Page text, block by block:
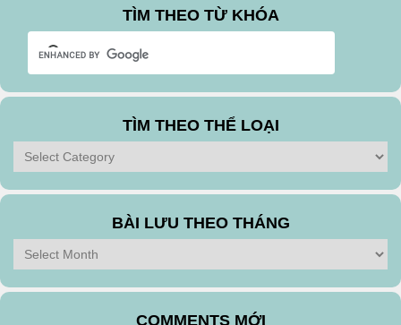
TÌM THEO TỪ KHÓA
TÌM THEO THỂ LOẠI
Tìm
theo
Thể
BÀI LƯU THEO THÁNG
Bài
Lưu
Theo
COMMENTS MỚI